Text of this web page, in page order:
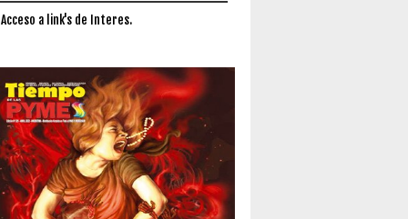
a link's de Interes.